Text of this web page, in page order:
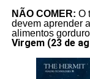
NÃO COMER: O
devem aprender
alimentos
Virgem (23 de